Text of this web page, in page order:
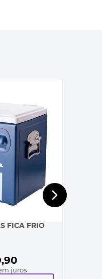
FICA FRIO
,90
juros